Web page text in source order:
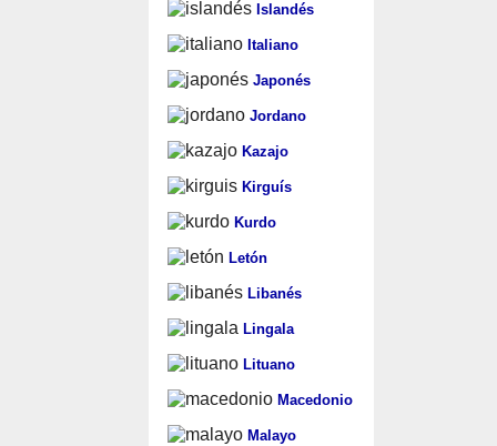
Islandés
Italiano
Japonés
Jordano
Kazajo
Kirguís
Kurdo
Letón
Libanés
Lingala
Lituano
Macedonio
Malayo